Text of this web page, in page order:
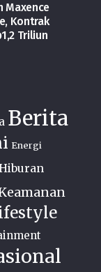
Maxence
Kontrak
Triliun
Berita
Energi